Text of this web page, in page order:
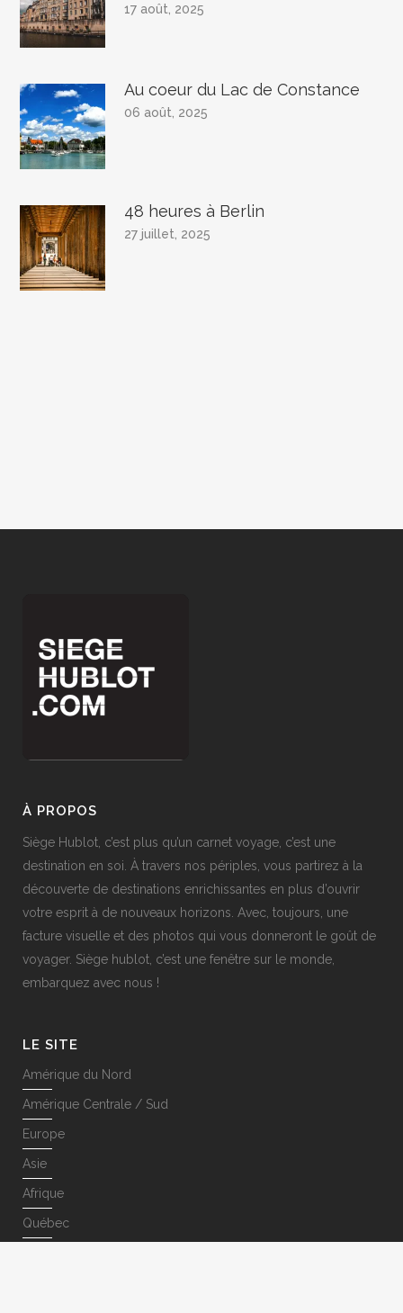
17 août, 2025
Au coeur du Lac de Constance
06 août, 2025
48 heures à Berlin
27 juillet, 2025
À PROPOS
Siège Hublot, c’est plus qu’un carnet voyage, c’est une
destination en soi. À travers nos périples, vous partirez à la
découverte de destinations enrichissantes en plus d’ouvrir
votre esprit à de nouveaux horizons. Avec, toujours, une
facture visuelle et des photos qui vous donneront le goût de
voyager. Siège hublot, c’est une fenêtre sur le monde,
embarquez avec nous !
LE SITE
Amérique du Nord
Amérique Centrale / Sud
Europe
Asie
Afrique
Québec